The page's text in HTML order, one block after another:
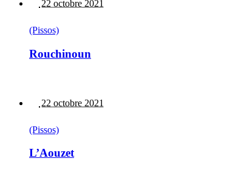
22 octobre 2021
(Pissos)
Rouchinoun
22 octobre 2021
(Pissos)
L’Aouzet